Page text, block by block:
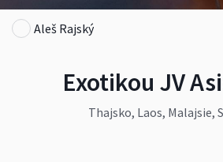
Exotikou JV
Thajsko, Laos, Malajsie,
Aleš Rajský